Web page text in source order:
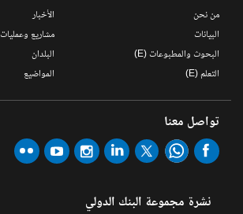
من نحن
البيانات
البحوث والمطبوعات (E)
التعلم (E)
الأخبار
مشاريع وعمليات
البلدان
المواضيع
تواصل معنا
نشرة مجموعة البنك الدولي